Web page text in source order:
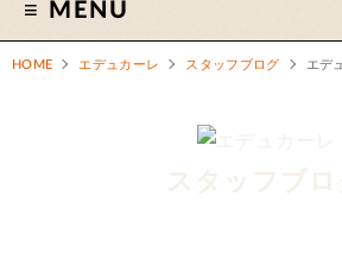
MENU
HOME エデュカーレ スタッフブログ エデ